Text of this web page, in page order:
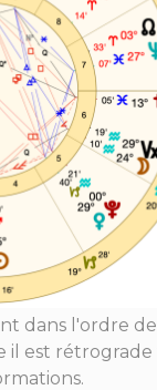
dans l'ordre
il est